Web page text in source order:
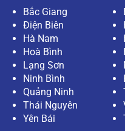
Bắc Giang
Điện Biên
Hà Nam
Hoà Bình
Lạng Sơn
Ninh Bình
Quảng Ninh
Thái Nguyên
Yên Bái